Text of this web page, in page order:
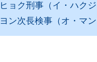
ョク刑事（イ・ハク
ン次長検事（オ・マ